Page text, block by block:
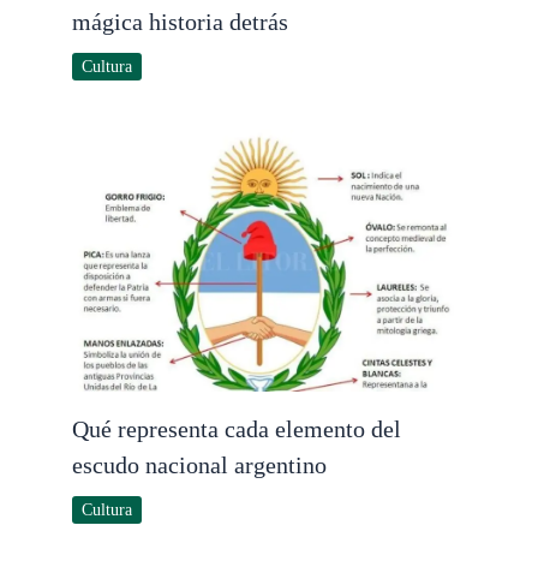
mágica historia detrás
Cultura
Qué representa cada elemento del
escudo nacional argentino
Cultura